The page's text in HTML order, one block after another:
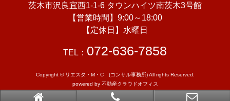
茨木市沢良宜西1-1-6 タウンハイツ南茨木3号館
【営業時間】9:00～18:00
【定休日】水曜日
TEL： 072-636-7858
Copyright © リエスタ・M・C (コンサル事務所) All rights Reserved.
powered by 不動産クラウドオフィス